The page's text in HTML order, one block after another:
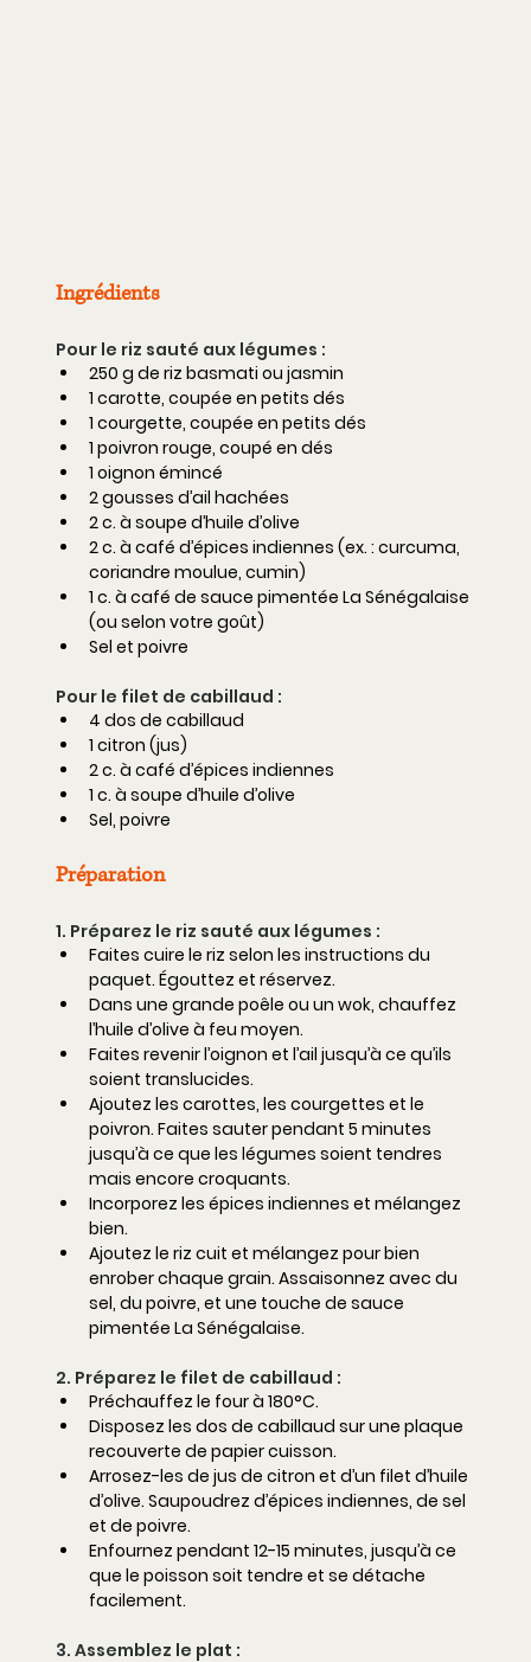
Ingrédients
Pour le riz sauté aux légumes :
250 g de riz basmati ou jasmin
1 carotte, coupée en petits dés
1 courgette, coupée en petits dés
1 poivron rouge, coupé en dés
1 oignon émincé
2 gousses d’ail hachées
2 c. à soupe d’huile d’olive
2 c. à café d’épices indiennes (ex. : curcuma,
coriandre moulue, cumin)
1 c. à café de sauce pimentée La Sénégalaise
(ou selon votre goût)
Sel et poivre
Pour le filet de cabillaud :
4 dos de cabillaud
1 citron (jus)
2 c. à café d’épices indiennes
1 c. à soupe d’huile d’olive
Sel, poivre
Préparation
1. Préparez le riz sauté aux légumes :
Faites cuire le riz selon les instructions du
paquet. Égouttez et réservez.
Dans une grande poêle ou un wok, chauffez
l’huile d’olive à feu moyen.
Faites revenir l’oignon et l’ail jusqu’à ce qu’ils
soient translucides.
Ajoutez les carottes, les courgettes et le
poivron. Faites sauter pendant 5 minutes
jusqu’à ce que les légumes soient tendres
mais encore croquants.
Incorporez les épices indiennes et mélangez
bien.
Ajoutez le riz cuit et mélangez pour bien
enrober chaque grain. Assaisonnez avec du
sel, du poivre, et une touche de sauce
pimentée La Sénégalaise.
2. Préparez le filet de cabillaud :
Préchauffez le four à 180°C.
Disposez les dos de cabillaud sur une plaque
recouverte de papier cuisson.
Arrosez-les de jus de citron et d’un filet d’huile
d’olive. Saupoudrez d’épices indiennes, de sel
et de poivre.
Enfournez pendant 12-15 minutes, jusqu’à ce
que le poisson soit tendre et se détache
facilement.
3. Assemblez le plat :